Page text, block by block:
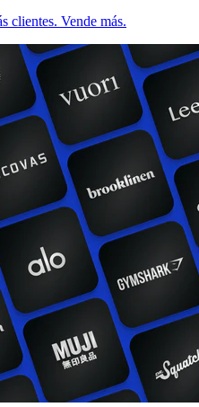
clientes. Vende más.